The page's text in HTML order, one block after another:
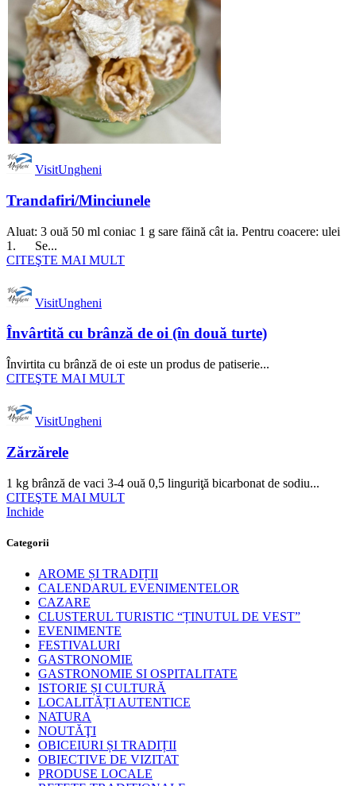
VisitUngheni
Trandafiri/Minciunele
Aluat: 3 ouă 50 ml coniac 1 g sare făină cât ia. Pentru coacere: ulei
1. Se...
CITEŞTE MAI MULT
VisitUngheni
Învârtită cu brânză de oi (în două turte)
Învirtita cu brânză de oi este un produs de patiserie...
CITEŞTE MAI MULT
VisitUngheni
Zărzărele
1 kg brânză de vaci 3-4 ouă 0,5 linguriţă bicarbonat de sodiu...
CITEŞTE MAI MULT
Inchide
Categorii
AROME ȘI TRADIȚII
CALENDARUL EVENIMENTELOR
CAZARE
CLUSTERUL TURISTIC “ȚINUTUL DE VEST”
EVENIMENTE
FESTIVALURI
GASTRONOMIE
GASTRONOMIE SI OSPITALITATE
ISTORIE ȘI CULTURĂ
LOCALITĂȚI AUTENTICE
NATURA
NOUTĂŢI
OBICEIURI ȘI TRADIȚII
OBIECTIVE DE VIZITAT
PRODUSE LOCALE